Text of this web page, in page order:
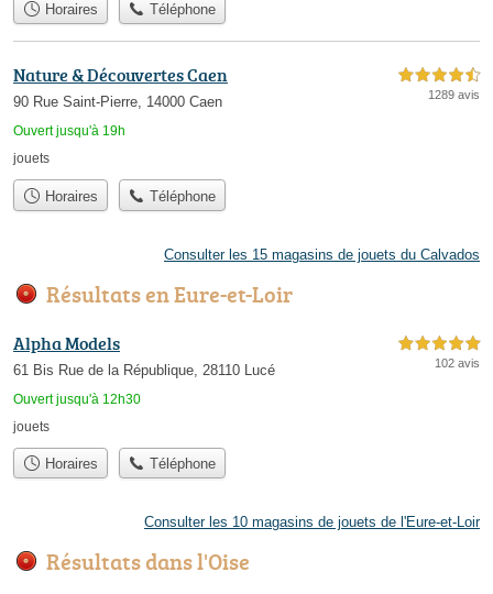
Horaires Téléphone
Nature & Découvertes Caen
90 Rue Saint-Pierre, 14000 Caen
Ouvert jusqu'à 19h
4,5 étoiles sur 5
1289 avis
jouets
Horaires Téléphone
Consulter les 15 magasins de jouets du Calvados
Résultats en Eure-et-Loir
Alpha Models
61 Bis Rue de la République, 28110 Lucé
Ouvert jusqu'à 12h30
5,0 étoiles sur 5
102 avis
jouets
Horaires Téléphone
Consulter les 10 magasins de jouets de l'Eure-et-Loir
Résultats dans l'Oise